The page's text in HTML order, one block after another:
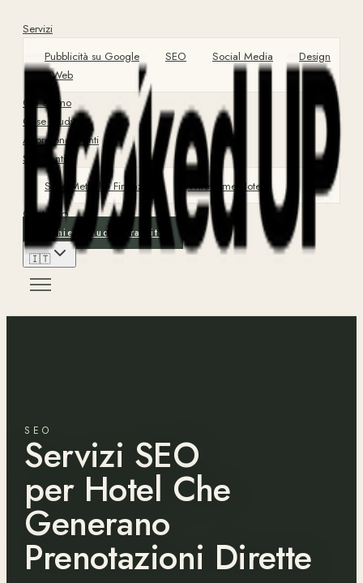
Servizi
Pubblicità su Google
SEO Social Media
Design
Sito Web
Chi Siamo
Case Study
Approfondimenti
Strumenti
Suite Metriche Finanziarie
Wireframe Hotel
Contattaci
Richiedi Audit Gratuito
🇮🇹
SEO
Servizi SEO
per Hotel Che
Generano
Prenotazioni Dirette